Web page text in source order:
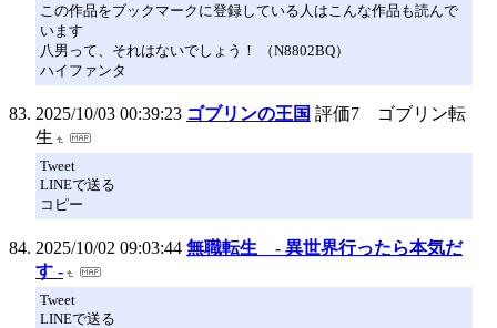
この作品をブックマークに登録している人はこんな作品も読んで
います
八男って、それはないでしょう！ （N8802BQ）
ハイファンタ
2025/10/03 00:39:23 ゴブリンの王国 評価7 ゴブリン転
生
Tweet
LINEで送る
コピー
2025/10/02 09:03:44 無職転生 - 異世界行ったら本気だ
す -
Tweet
LINEで送る